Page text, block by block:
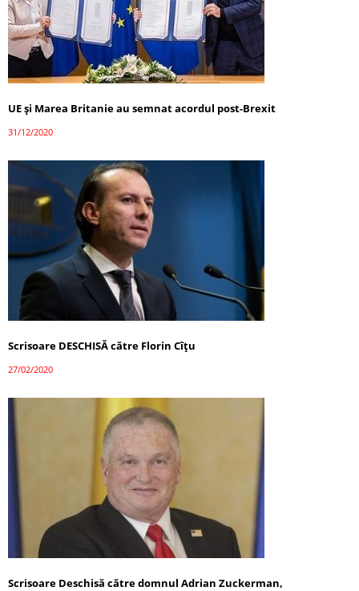
UE şi Marea Britanie au semnat acordul post-Brexit
31/12/2020
Scrisoare DESCHISĂ către Florin Cîțu
27/02/2020
Scrisoare Deschisă către domnul Adrian Zuckerman,